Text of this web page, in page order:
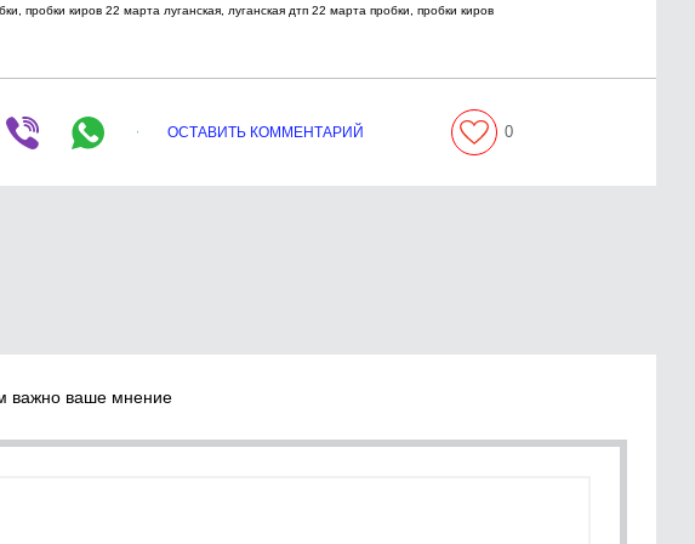
пробки киров 22 марта луганская, луганская дтп 22 марта пробки, пробки киров
ОСТАВИТЬ КОММЕНТАРИЙ 0
важно ваше мнение